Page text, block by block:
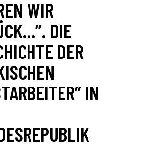
WIR
DIE
DER
IN